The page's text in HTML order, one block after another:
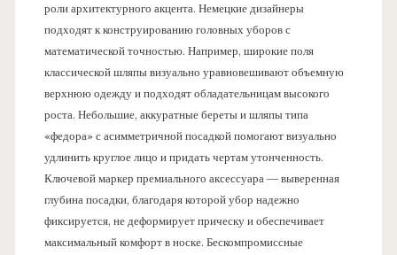
роли архитектурного акцента. Немецкие дизайнеры
подходят к конструированию головных уборов с
математической точностью. Например, широкие поля
классической шляпы визуально уравновешивают объемную
верхнюю одежду и подходят обладательницам высокого
роста. Небольшие, аккуратные береты и шляпы типа
«федора» с асимметричной посадкой помогают визуально
удлинить круглое лицо и придать чертам утонченность.
Ключевой маркер премиального аксессуара — выверенная
глубина посадки, благодаря которой убор надежно
фиксируется, не деформирует прическу и обеспечивает
максимальный комфорт в носке. Бескомпромиссные